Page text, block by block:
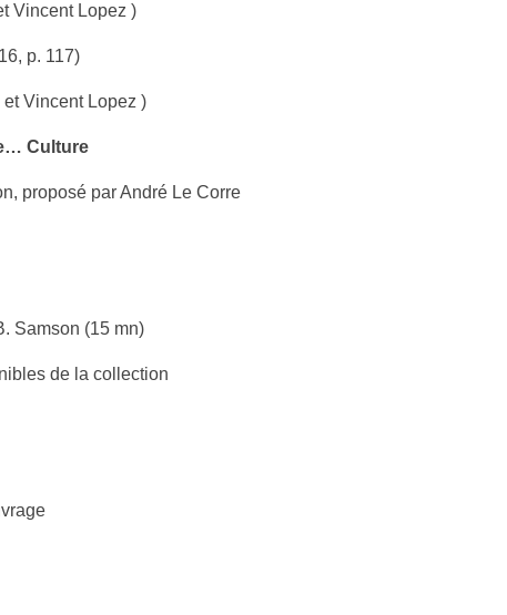
Vincent Lopez )
p. 117)
Vincent Lopez )
Culture
proposé par André Le Corre
Samson (15 mn)
de la collection